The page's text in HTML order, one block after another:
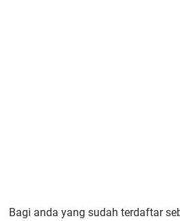
Bagi anda yang sudah terdaftar